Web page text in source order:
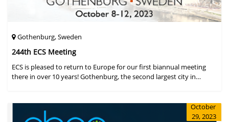
Gothenburg, Sweden
244th ECS Meeting
ECS is pleased to return to Europe for our first biannual meeting
there in over 10 years! Gothenburg, the second largest city in
October
29, 2023